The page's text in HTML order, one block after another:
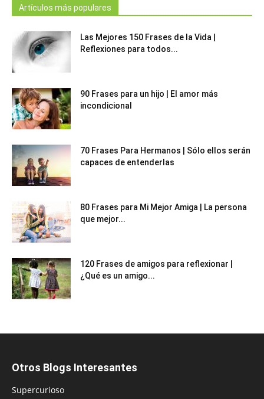
Artículos más populares
Las Mejores 150 Frases de la Vida |
Reflexiones para todos...
90 Frases para un hijo | El amor más
incondicional
70 Frases Para Hermanos | Sólo ellos serán
capaces de entenderlas
80 Frases para Mi Mejor Amiga | La persona
que mejor...
120 Frases de amigos para reflexionar |
¿Qué es un amigo...
Otros Blogs Interesantes
Supercurioso